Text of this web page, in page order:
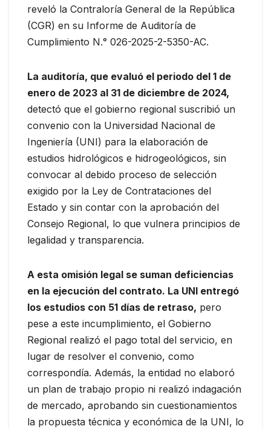
reveló la Contraloría General de la República
(CGR) en su Informe de Auditoría de
Cumplimiento N.° 026-2025-2-5350-AC.
La auditoría, que evaluó el periodo del 1 de
enero de 2023 al 31 de diciembre de 2024,
detectó que el gobierno regional suscribió un
convenio con la Universidad Nacional de
Ingeniería (UNI) para la elaboración de
estudios hidrológicos e hidrogeológicos, sin
convocar al debido proceso de selección
exigido por la Ley de Contrataciones del
Estado y sin contar con la aprobación del
Consejo Regional, lo que vulnera principios de
legalidad y transparencia.
A esta omisión legal se suman deficiencias
en la ejecución del contrato. La UNI entregó
los estudios con 51 días de retraso, pero
pese a este incumplimiento, el Gobierno
Regional realizó el pago total del servicio, en
lugar de resolver el convenio, como
correspondía. Además, la entidad no elaboró
un plan de trabajo propio ni realizó indagación
de mercado, aprobando sin cuestionamientos
la propuesta técnica y económica de la UNI, lo